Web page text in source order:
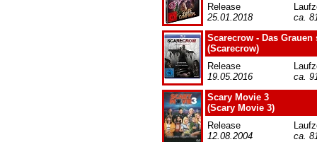
Release
25.01.2018
ca.
Scarecrow - Das
(Scarecrow)
Release
19.05.2016
ca.
Scary Movie 3
(Scary Movie 3)
Release
12.08.2004
ca.